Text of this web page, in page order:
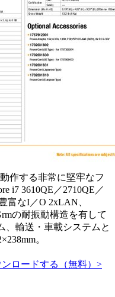
作する非常に堅牢なフ
i7 3610QE／2710QE／
富なI／O 2xLAN、
の耐振動構造を有して
、輸送・車載システムと
。
ロードする（無料）>